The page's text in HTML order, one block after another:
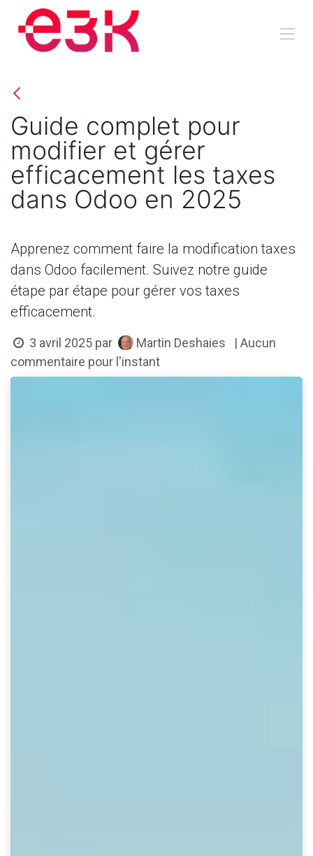
Se rendre au contenu
Guide complet pour
modifier et gérer
efficacement les taxes
dans Odoo en 2025
Apprenez comment faire la modification taxes
dans Odoo facilement. Suivez notre guide
étape par étape pour gérer vos taxes
efficacement.
3 avril 2025 par Martin Deshaies
| Aucun
commentaire pour l'instant